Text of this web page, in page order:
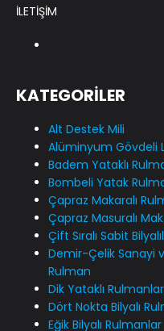
İLETİŞİM
KATEGORİLER
Alt Destek Mili
Alüminyum Gövdeli
Badem Yataklı
Bombeli Yatak
Çapraz Makaralı
Çapraz Masuralı
Çift Sıralı Sabit
Demir-Çelik Sanayi
Rulman
Dik Yataklı Rulmanlar
Dört Nokta Bilyalı
Eğik Bilyalı Rulmanlar